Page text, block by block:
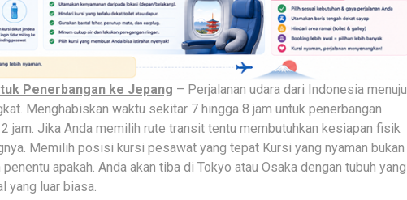
Penerbangan ke Jepang – Perjalanan udara dari Indonesia menuju
Menghabiskan waktu sekitar 7 hingga 8 jam untuk penerbangan
jam. Jika Anda memilih rute transit tentu membutuhkan kesiapan fisik
Memilih posisi kursi pesawat yang tepat Kursi yang nyaman bukan
apakah. Anda akan tiba di Tokyo atau Osaka dengan tubuh yang
yang luar biasa.